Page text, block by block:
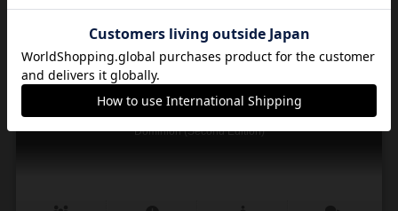
No.16
ドミニオン：第二版
Dominion (Second Edition)